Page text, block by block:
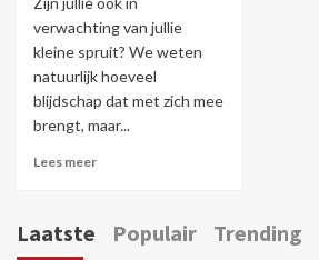
verwachting van jullie
kleine spruit? We weten
natuurlijk hoeveel
blijdschap dat met zich mee
brengt, maar...
Lees meer
Laatste Populair Trending